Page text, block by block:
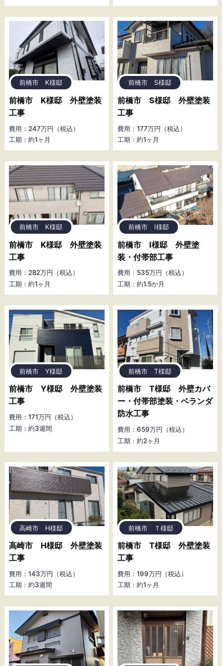
前橋市 K様邸
前橋市 K様邸 外壁塗装
工事
費用：247万円（税込）
工期：約1ヶ月
前橋市 S様邸
前橋市 S様邸 外壁塗装
工事
費用：177万円（税込）
工期：約1ヶ月
前橋市 K様邸
前橋市 K様邸 外壁塗装
工事
費用：282万円（税込）
工期：約1ヶ月
前橋市 I様邸
前橋市 I様邸 外壁塗
装・付帯部工事
費用：535万円（税込）
工期：約1.5か月
前橋市 Y様邸
前橋市 Y様邸 外壁塗装
工事
費用：171万円（税込）
工期：約3週間
前橋市 T様邸
前橋市 T様邸 外壁カバ
ー・付帯部塗装・ベランダ
防水工事
費用：659万円（税込）
工期：約2ヶ月
高崎市 H様邸
高崎市 H様邸 外壁塗装
工事
費用：143万円（税込）
工期：約3週間
前橋市 Ｔ様邸
前橋市 T様邸 外壁塗装
工事
費用：199万円（税込）
工期：約1ヶ月